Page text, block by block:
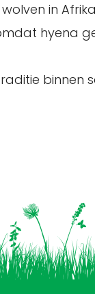
in
hyena
binnen